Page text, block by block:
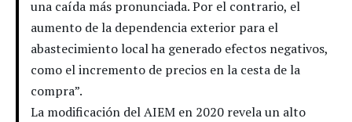
una caída más pronunciada. Por el contrario, el
aumento de la dependencia exterior para el
abastecimiento local ha generado efectos negativos,
como el incremento de precios en la cesta de la
compra”.
La modificación del AIEM en 2020 revela un alto